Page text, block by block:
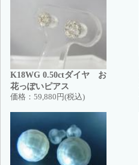
K18WG 0.50ctダイヤ お
花っぽいピアス
価格： 59,880円(税込)